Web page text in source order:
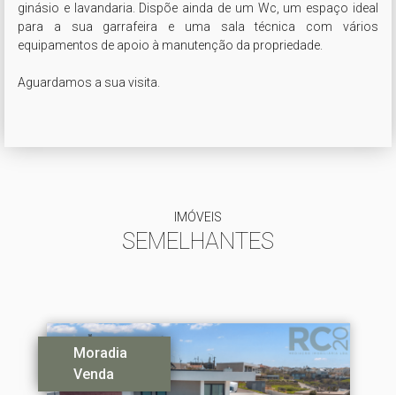
ginásio e lavandaria. Dispõe ainda de um Wc, um espaço ideal
para a sua garrafeira e uma sala técnica com vários
equipamentos de apoio à manutenção da propriedade.
Aguardamos a sua visita.
IMÓVEIS
SEMELHANTES
Moradia
Venda